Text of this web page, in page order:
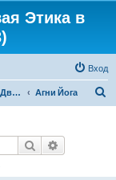
Этика в
Вход
Рериховское Движение Агни Йога
Поиск